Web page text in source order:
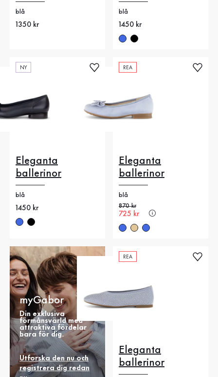
blå
Nytt pris
1350 kr
blå
Nytt pris
1450 kr
NY
Eleganta
ballerinor
blå
Nytt pris
1450 kr
REA
Eleganta
ballerinor
blå
Gammalt pris
870 kr
Nytt pris
725 kr
myGabor
Din exklusiva
förmånsvärld med
attraktiva fördelar
bara för dig.
Utforska den nu och
registrera dig redan
REA
Eleganta
ballerinor